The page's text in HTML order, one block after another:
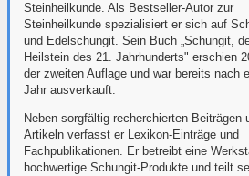
Steinheilkunde. Als Bestseller-Autor zur
Steinheilkunde spezialisiert er sich auf
und Edelschungit. Sein Buch „Schungit,
Heilstein des 21. Jahrhunderts" erschien
der zweiten Auflage und war bereits nach
Jahr ausverkauft.
Neben sorgfältig recherchierten Beiträgen
Artikeln verfasst er Lexikon-Einträge und
Fachpublikationen. Er betreibt eine
hochwertige Schungit-Produkte und teilt